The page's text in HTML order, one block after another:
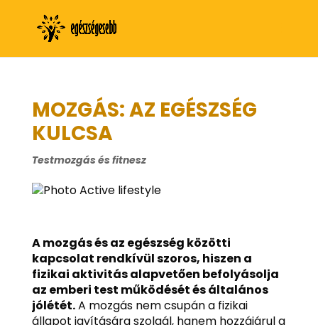
MOZGÁS: AZ EGÉSZSÉG
KULCSA
Testmozgás és fitnesz
A mozgás és az egészség közötti
kapcsolat rendkívül szoros, hiszen a
fizikai aktivitás alapvetően befolyásolja
az emberi test működését és általános
jólétét.A mozgás nem csupán a fizikai
állapot javítására szolgál, hanem hozzájárul a